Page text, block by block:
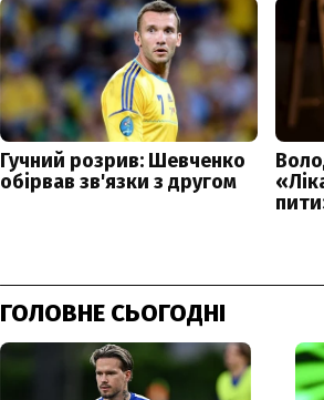
ГОЛОВНЕ СЬОГОДНІ